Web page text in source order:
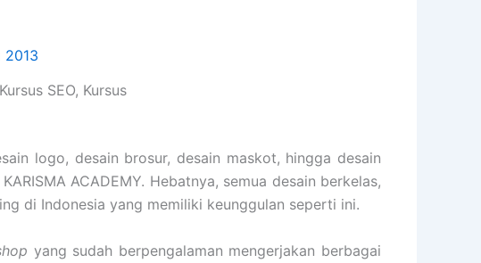
SEO, Kursus
logo, desain brosur, desain maskot, hingga desain
ACADEMY. Hebatnya, semua desain berkelas,
di Indonesia yang memiliki keunggulan seperti ini.
yang sudah berpengalaman mengerjakan berbagai